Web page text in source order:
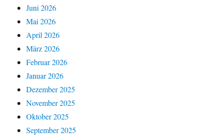
Juni 2026
Mai 2026
April 2026
März 2026
Februar 2026
Januar 2026
Dezember 2025
November 2025
Oktober 2025
September 2025